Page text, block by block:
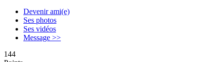
Devenir ami(e)
Ses photos
Ses vidéos
Message >>
144